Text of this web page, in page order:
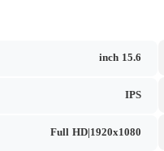
15.6 inch
IPS
Full HD|1920x1080